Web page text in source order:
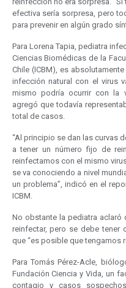
efectiva sería sorpresa, pero
para prevenir en algún grado
Para Lorena Tapia, pediatra
Ciencias Biomédicas de la
Chile (ICBM), es
infección natural con el virus
mismo podría ocurrir con la
agregó que todavía
total de casos.
“Al principio se dan las curvas
a tener un número fijo de
reinfectamos con el mismo
se va conociendo a nivel
un problema”, indicó en el
ICBM.
No obstante la pediatra
reinfectar, pero se debe tener
que “es posible que tengamos
Para Tomás Pérez-Acle,
Fundación Ciencia y Vida, un
contagio y casos